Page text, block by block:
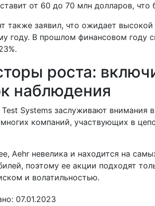
от 60 до 70 млн долларов, что
также заявил, что ожидает
году. В прошлом финансовом году
роста:
наблюдения
Systems заслуживают внимания
компаний, участвующих в
Aehr невелика и находится на
поэтому ее акции подходят
и волатильностью.
07.01.2023